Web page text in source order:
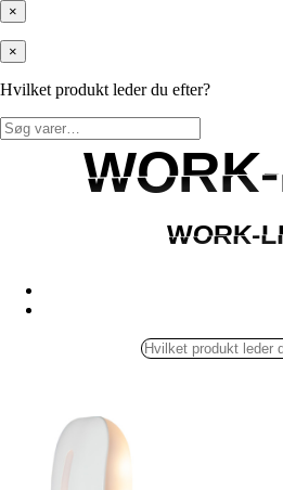
×
×
Hvilket produkt leder du efter?
Søg
efter:
WORK-
WORK-